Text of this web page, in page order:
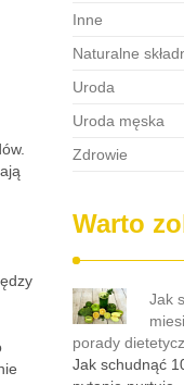
Inne
Naturalne
Uroda
Uroda męska
Zdrowie
Warto
Jak
porady
Jak schudnąć